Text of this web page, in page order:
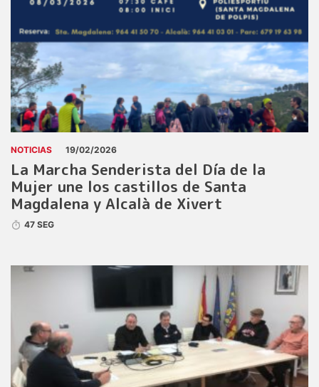
NOTICIAS 19/02/2026
La Marcha Senderista del Día de la
Mujer une los castillos de Santa
Magdalena y Alcalà de Xivert
47 SEG